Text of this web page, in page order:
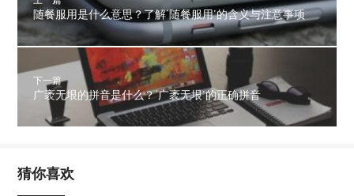
随餐服用是什么意思？了解‘随餐服用’的含义与注意事项
下一篇
广袤无垠的拼音是什么？‘广袤无垠’的正确拼音
猜你喜欢